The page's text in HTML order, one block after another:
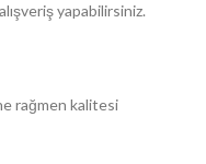
yapabilirsiniz.
rağmen kalitesi